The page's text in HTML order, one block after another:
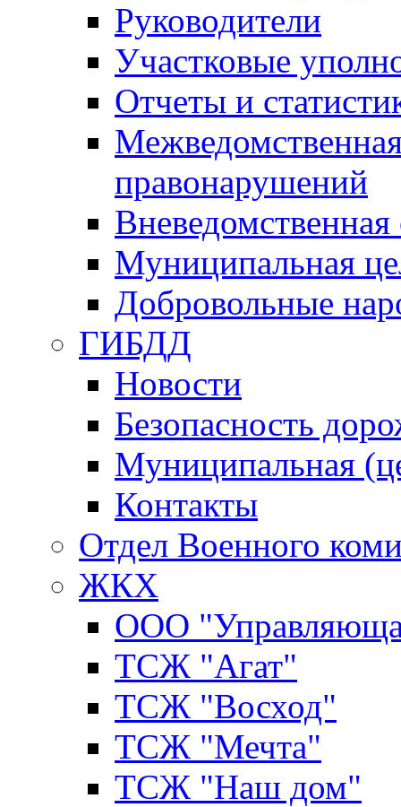
Руководители
Участковые
Отчеты и
правонарушений
Вневедомственная
Муниципальная
Добровольные
ГИБДД
Новости
Безопасность
Муниципальная
Контакты
Отдел Военного
ЖКХ
ООО
ТСЖ "Агат"
ТСЖ "Восход"
ТСЖ "Мечта"
ТСЖ "Наш дом"